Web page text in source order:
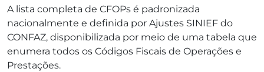
A lista completa de CFOPs é padronizada
nacionalmente e definida por Ajustes SINIEF do
CONFAZ, disponibilizada por meio de uma tabela que
enumera todos os Códigos Fiscais de Operações e
Prestações.